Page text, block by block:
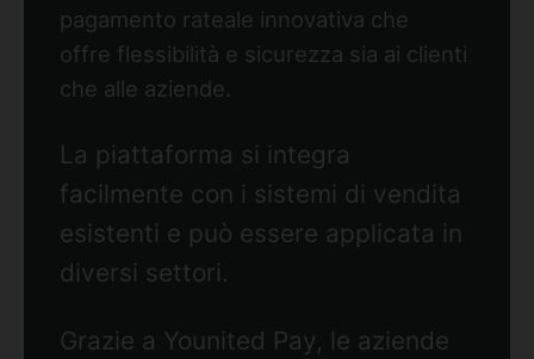
pagamento rateale innovativa che
offre flessibilità e sicurezza sia ai clienti
che alle aziende.
La piattaforma si integra
facilmente con i sistemi di vendita
esistenti e può essere applicata in
diversi settori.
Grazie a Younited Pay, le aziende